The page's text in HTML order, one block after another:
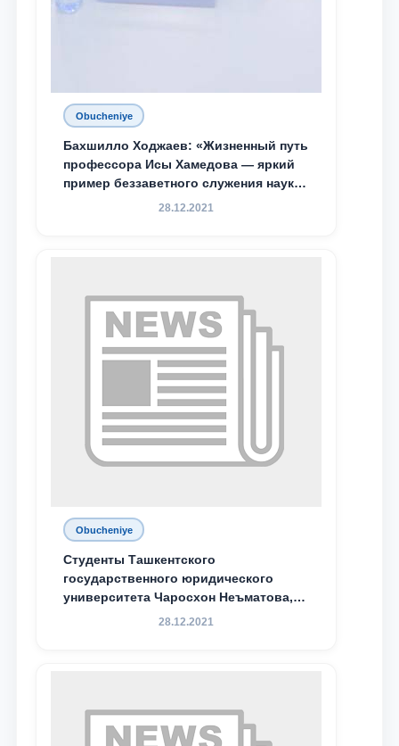
Obucheniye
Бахшилло Ходжаев: «Жизненный путь
профессора Исы Хамедова — яркий
пример беззаветного служения науке,
Родине и воспитанию молодого
28.12.2021
Obucheniye
Студенты Ташкентского
государственного юридического
университета Чаросхон Неъматова,
Севдо Хакимходжаева, Анбарой
специальной стипендии имени
Хадичи Сулеймановой.
28.12.2021